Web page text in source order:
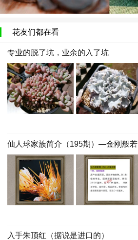
花友们都在看
专业的脱了坑，业余的入了坑
仙人球家族简介（195期）—金刚般若
入手朱顶红（据说是进口的）